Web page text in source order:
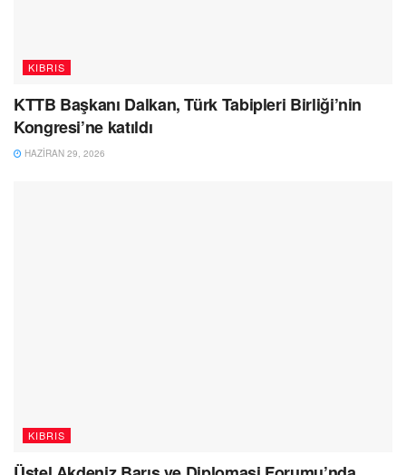
KIBRIS
KTTB Başkanı Dalkan, Türk Tabipleri Birliği’nin
Kongresi’ne katıldı
HAZIRAN 29, 2026
KIBRIS